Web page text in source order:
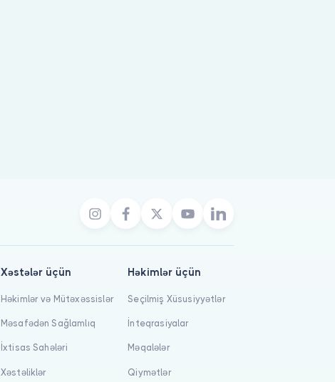
Xəstələr üçün
Həkimlər və Mütəxəssislər
Məsafədən Sağlamlıq
İxtisas Sahələri
Xəstəliklər
Həkimlər üçün
Seçilmiş Xüsusiyyətlər
İnteqrasiyalar
Məqalələr
Qiymətlər